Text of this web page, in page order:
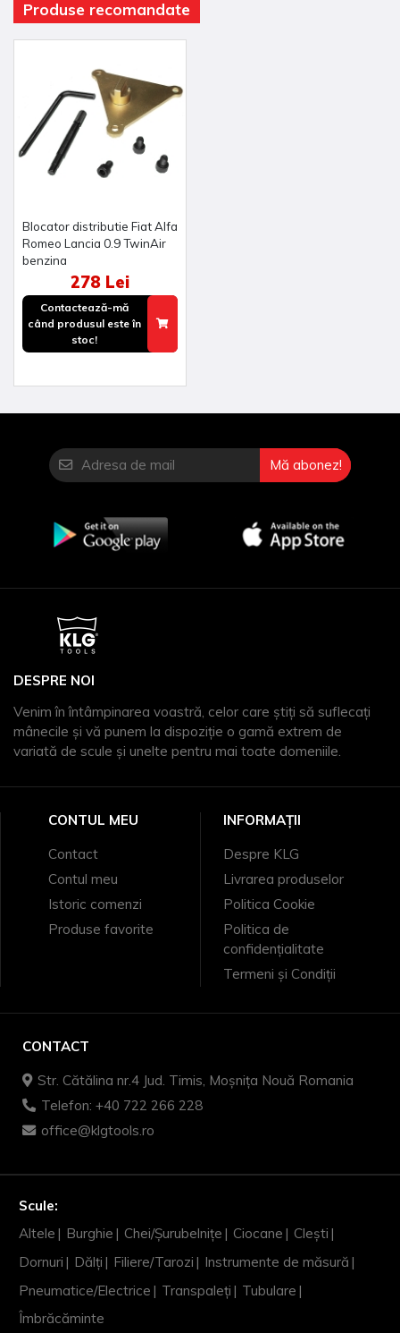
Produse recomandate
Blocator distributie Fiat Alfa
Romeo Lancia 0.9 TwinAir
benzina
278 Lei
Contactează-mă
când produsul este în
stoc!
Mă abonez!
DESPRE NOI
Venim în întâmpinarea voastră, celor care știți să suflecați
mânecile și vă punem la dispoziție o gamă extrem de
variată de scule și unelte pentru mai toate domeniile.
INFORMAȚII
Despre KLG
Livrarea produselor
Politica Cookie
Politica de
confidențialitate
Termeni și Condiții
CONTUL MEU
Contact
Contul meu
Istoric comenzi
Produse favorite
CONTACT
Str. Cătălina nr.4 Jud. Timis, Moșnița Nouă Romania
Telefon: +40 722 266 228
office@klgtools.ro
Scule:
Altele
Burghie Chei/Șurubelnițe Ciocane
Clești
Dornuri
Dălți Filiere/Tarozi
Instrumente de măsură
Pneumatice/Electrice
Transpaleți
Tubulare
Îmbrăcăminte